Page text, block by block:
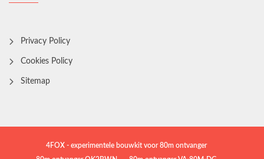
Privacy Policy
Cookies Policy
Sitemap
4FOX - experimentele bouwkit voor 80m ontvanger